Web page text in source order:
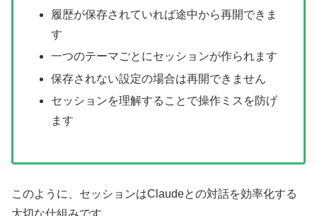
履歴が保存されていれば途中から再開できま
す
一つのテーマごとにセッションが作られます
保存されない設定の場合は再開できません
セッションを理解することで操作ミスを防げ
ます
このように、セッションはClaudeとの対話を効率化する